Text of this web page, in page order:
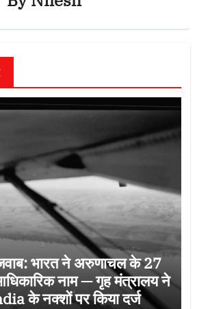
भारत ने अरुणाचल के 27
नाम — गृह मंत्रालय ने
के नक्शों पर किया दर्ज